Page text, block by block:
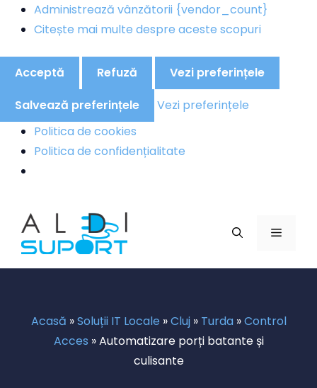
Administrează vânzătorii {vendor_count}
Citește mai multe despre aceste scopuri
Acceptă Refuză
Vezi preferințele
Salvează preferințele
Vezi preferințele
Politica de cookies
Politica de confidențialitate
conținut
MENIU
Acasă »Soluții IT Locale »Cluj» Turda»Control
Acces »Automatizare porți batante și
culisante